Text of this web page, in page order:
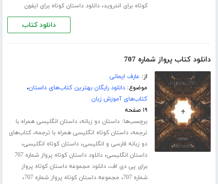
کوتاه برای اندروید،دانلود داستان کوتاه برای ایفون
دانلود کتاب
دانلود کتاب پرواز شماره 707
از: عارف ایمانی
موضوع:دانلود رایگان بهترین کتاب‌های داستان،
کتاب‌های آموزش زبان
۱۹ صفحه
برچسب‌ها:داستان دو زبانه،داستان انگلیسی همراه با
ترجمه،داستان کوتاه انگلیسی همراه با ترجمه،کتاب‌های
دو زبانه فارسی و انگلیسی،داستان کوتاه انگلیسی،
داستان انگلیسی،
دانلود داستان کوتاه پرواز شماره 707
برای پی دی اف،دانلود مجموعه داستان کوتاه پرواز
شماره 707
، مجموعه داستان کوتاه پرواز شماره 707 ،